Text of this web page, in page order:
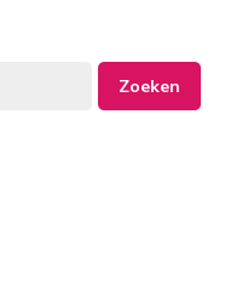
Zoeken